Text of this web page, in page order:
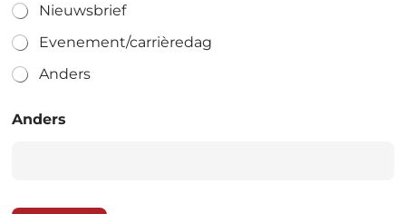
Nieuwsbrief
Evenement/carrièredag
Anders
Anders